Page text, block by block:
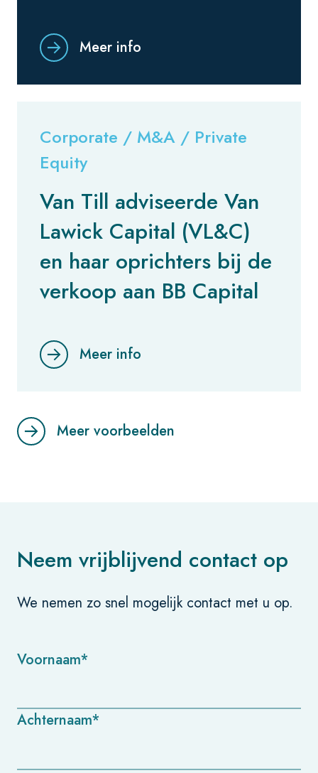
Meer info
Corporate / M&A / Private
Equity
Van Till adviseerde Van
Lawick Capital (VL&C)
en haar oprichters bij de
verkoop aan BB Capital
Meer info
Meer voorbeelden
Neem vrijblijvend contact op
We nemen zo snel mogelijk contact met u op.
Voornaam*
Achternaam*